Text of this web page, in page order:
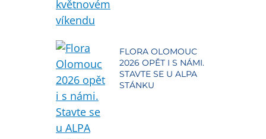
FLORA OLOMOUC
2026 OPĚT I S NÁMI.
STAVTE SE U ALPA
STÁNKU